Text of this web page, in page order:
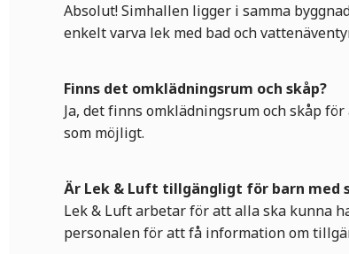
Absolut! Simhallen ligger i samma
enkelt varva lek med bad och
Finns det omklädningsrum och skåp?
Ja, det finns omklädningsrum och skåp
som möjligt.
Är Lek & Luft tillgängligt för barn med
Lek & Luft arbetar för att alla ska kunna
personalen för att få information om